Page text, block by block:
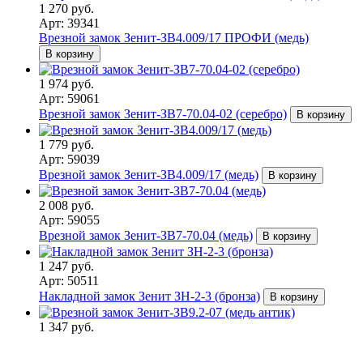
1 270 руб.
Арт: 39341
Врезной замок Зенит-ЗВ4.009/17 ПРОФИ (медь)
В корзину
1 974 руб.
Арт: 59061
Врезной замок Зенит-ЗВ7-70.04-02 (серебро)
В корзину
1 779 руб.
Арт: 59039
Врезной замок Зенит-ЗВ4.009/17 (медь)
В корзину
2 008 руб.
Арт: 59055
Врезной замок Зенит-ЗВ7-70.04 (медь)
В корзину
1 247 руб.
Арт: 50511
Накладной замок Зенит ЗН-2-3 (бронза)
В корзину
1 347 руб.